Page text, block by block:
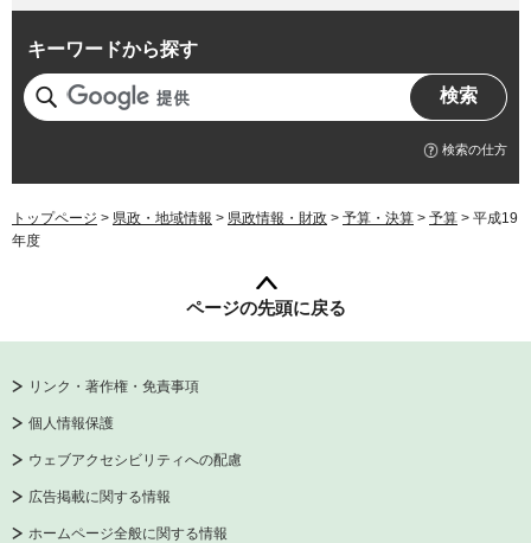
キーワードから探す
検索の仕方
トップページ > 県政・地域情報 > 県政情報・財政 > 予算・決算 > 予算 > 平成19
年度
ページの先頭に戻る
リンク・著作権・免責事項
個人情報保護
ウェブアクセシビリティへの配慮
広告掲載に関する情報
ホームページ全般に関する情報